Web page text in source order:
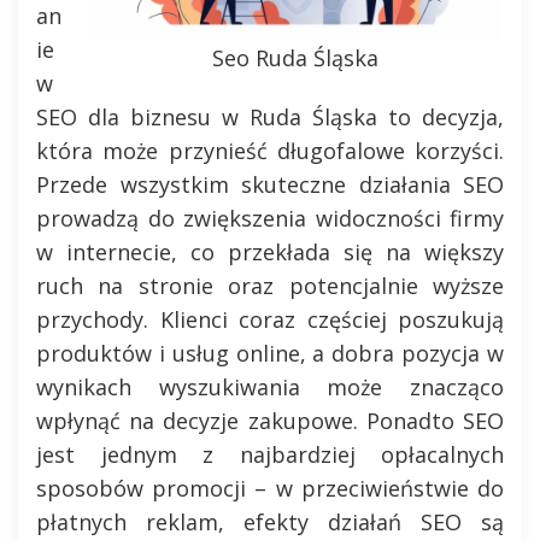
Seo Ruda Śląska
an
ie
w
SEO dla biznesu w Ruda Śląska to decyzja,
która może przynieść długofalowe korzyści.
Przede wszystkim skuteczne działania SEO
prowadzą do zwiększenia widoczności firmy
w internecie, co przekłada się na większy
ruch na stronie oraz potencjalnie wyższe
przychody. Klienci coraz częściej poszukują
produktów i usług online, a dobra pozycja w
wynikach wyszukiwania może znacząco
wpłynąć na decyzje zakupowe. Ponadto SEO
jest jednym z najbardziej opłacalnych
sposobów promocji – w przeciwieństwie do
płatnych reklam, efekty działań SEO są